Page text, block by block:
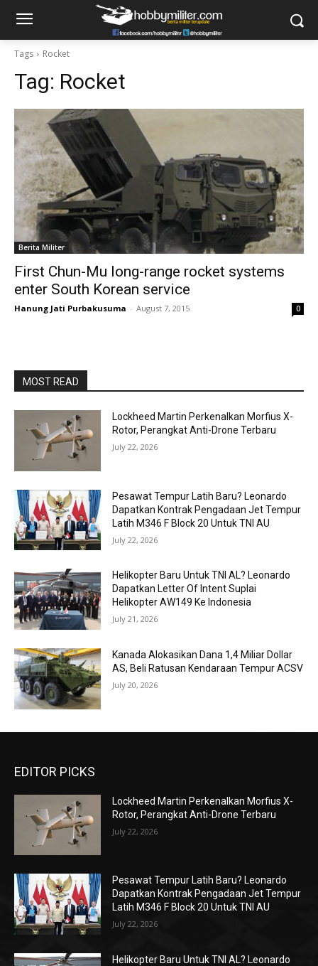
Tags Rocket
Tag: Rocket
Berita Militer
First Chun-Mu long-range rocket systems
enter South Korean service
Hanung Jati Purbakusuma - August 7, 2015 0
MOST READ
Lockheed Martin Perkenalkan Morfius X-
Rotor, Perangkat Anti-Drone Terbaru
July 22, 2026
Pesawat Tempur Latih Baru? Leonardo
Dapatkan Kontrak Pengadaan Jet Tempur
Latih M346 F Block 20 Untuk TNI AU
July 22, 2026
Helikopter Baru Untuk TNI AL? Leonardo
Dapatkan Letter Of Intent Suplai
Helikopter AW149 Ke Indonesia
July 21, 2026
Kanada Alokasikan Dana 1,4 Miliar Dollar
AS, Beli Ratusan Kendaraan Tempur ACSV
July 20, 2026
EDITOR PICKS
Lockheed Martin Perkenalkan Morfius X-
Rotor, Perangkat Anti-Drone Terbaru
July 22, 2026
Pesawat Tempur Latih Baru? Leonardo
Dapatkan Kontrak Pengadaan Jet Tempur
Latih M346 F Block 20 Untuk TNI AU
July 22, 2026
Helikopter Baru Untuk TNI AL? Leonardo